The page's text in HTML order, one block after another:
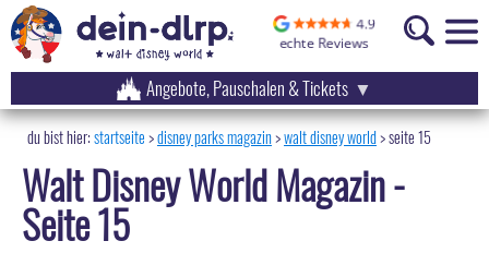
Angebote, Pauschalen & Tickets
startseite disney parks magazin>walt disney world>seite 15
Walt Disney World Magazin -
Seite 15